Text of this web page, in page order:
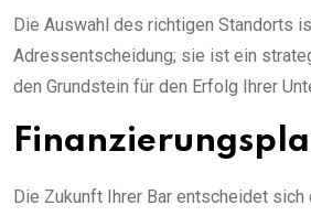
Die Auswahl des richtigen Standorts
Adressentscheidung; sie ist ein
den Grundstein für den Erfolg Ihrer
Die Zukunft Ihrer Bar entscheidet